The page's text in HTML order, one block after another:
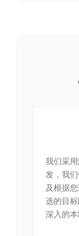
我们采
发，我
及根据
选的目
深入的本